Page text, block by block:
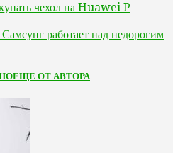
чехол на Huawei P
работает над недорогим
ЕЩЕ ОТ АВТОРА